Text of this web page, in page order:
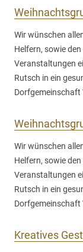
Wir wünschen
Helfern, sowie
Veranstaltungen
Rutsch in ein
Dorfgemeinschaft
Wir wünschen
Helfern, sowie
Veranstaltungen
Rutsch in ein
Dorfgemeinschaft
Kreatives